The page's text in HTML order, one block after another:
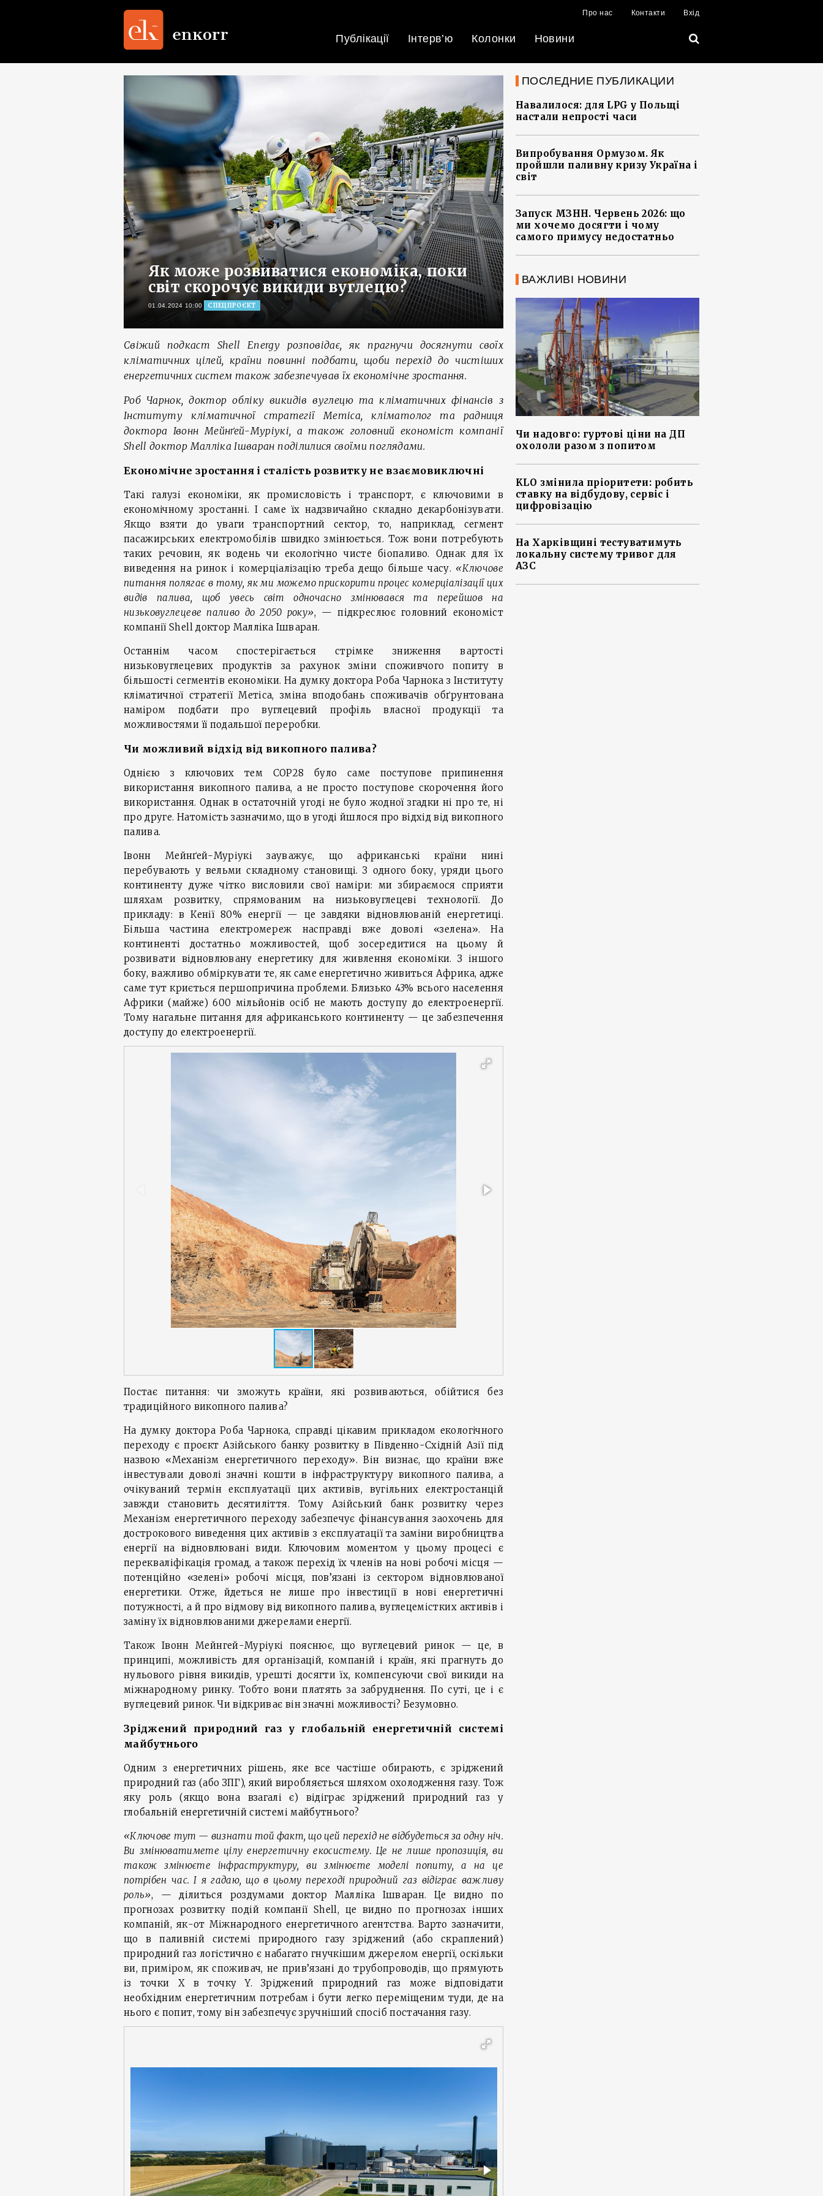
Про нас Контакти Вхід
Публікації Інтерв’ю Колонки Новини
Як може розвиватися економіка, поки
світ скорочує викиди вуглецю?
01.04.2024 10:00 СПЕЦПРОЄКТ
Свіжий подкаст Shell Energy розповідає, як прагнучи досягнути своїх
кліматичних цілей, країни повинні подбати, щоби перехід до чистіших
енергетичних систем також забезпечував їх економічне зростання.
Роб Чарнок, доктор обліку викидів вуглецю та кліматичних фінансів з
Інституту кліматичної стратегії Метіса, кліматолог та радниця
доктора Івонн Мейнґей-Муріукі, а також головний економіст компанії
Shell доктор Малліка Ішваран поділилися своїми поглядами.
Економічне зростання і сталість розвитку не взаємовиключні
Такі галузі економіки, як промисловість і транспорт, є ключовими в
економічному зростанні. І саме їх надзвичайно складно декарбонізувати.
Якщо взяти до уваги транспортний сектор, то, наприклад, сегмент
пасажирських електромобілів швидко змінюється. Тож вони потребують
таких речовин, як водень чи екологічно чисте біопаливо. Однак для їх
виведення на ринок і комерціалізацію треба дещо більше часу. «Ключове
питання полягає в тому, як ми можемо прискорити процес комерціалізації цих
видів палива, щоб увесь світ одночасно змінювався та перейшов на
низьковуглецеве паливо до 2050 року», — підкреслює головний економіст
компанії Shell доктор Малліка Ішваран.
Останнім часом спостерігається стрімке зниження вартості
низьковуглецевих продуктів за рахунок зміни споживчого попиту в
більшості сегментів економіки. На думку доктора Роба Чарнока з Інституту
кліматичної стратегії Метіса, зміна вподобань споживачів обґрунтована
наміром подбати про вуглецевий профіль власної продукції та
можливостями її подальшої переробки.
Чи можливий відхід від викопного палива?
Однією з ключових тем COP28 було саме поступове припинення
використання викопного палива, а не просто поступове скорочення його
використання. Однак в остаточній угоді не було жодної згадки ні про те, ні
про друге. Натомість зазначимо, що в угоді йшлося про відхід від викопного
палива.
Івонн Мейнґей-Муріукі зауважує, що африканські країни нині
перебувають у вельми складному становищі. З одного боку, уряди цього
континенту дуже чітко висловили свої наміри: ми збираємося сприяти
шляхам розвитку, спрямованим на низьковуглецеві технології. До
прикладу: в Кенії 80% енергії — це завдяки відновлюваній енергетиці.
Більша частина електромереж насправді вже доволі «зелена». На
континенті достатньо можливостей, щоб зосередитися на цьому й
розвивати відновлювану енергетику для живлення економіки. З іншого
боку, важливо обміркувати те, як саме енергетично живиться Африка, адже
саме тут криється першопричина проблеми. Близько 43% всього населення
Африки (майже) 600 мільйонів осіб не мають доступу до електроенергії.
Тому нагальне питання для африканського континенту — це забезпечення
доступу до електроенергії.
Постає питання: чи зможуть країни, які розвиваються, обійтися без
традиційного викопного палива?
На думку доктора Роба Чарнока, справді цікавим прикладом екологічного
переходу є проєкт Азійського банку розвитку в Південно-Східній Азії під
назвою «Механізм енергетичного переходу». Він визнає, що країни вже
інвестували доволі значні кошти в інфраструктуру викопного палива, а
очікуваний термін експлуатації цих активів, вугільних електростанцій
завжди становить десятиліття. Тому Азійський банк розвитку через
Механізм енергетичного переходу забезпечує фінансування заохочень для
дострокового виведення цих активів з експлуатації та заміни виробництва
енергії на відновлювані види. Ключовим моментом у цьому процесі є
перекваліфікація громад, а також перехід їх членів на нові робочі місця —
потенційно «зелені» робочі місця, пов’язані із сектором відновлюваної
енергетики. Отже, йдеться не лише про інвестиції в нові енергетичні
потужності, а й про відмову від викопного палива, вуглецемістких активів і
заміну їх відновлюваними джерелами енергії.
Також Івонн Мейнгей-Муріукі пояснює, що вуглецевий ринок — це, в
принципі, можливість для організацій, компаній і країн, які прагнуть до
нульового рівня викидів, урешті досягти їх, компенсуючи свої викиди на
міжнародному ринку. Тобто вони платять за забруднення. По суті, це і є
вуглецевий ринок. Чи відкриває він значні можливості? Безумовно.
Зріджений природний газ у глобальній енергетичній системі
майбутнього
Одним з енергетичних рішень, яке все частіше обирають, є зріджений
природний газ (або ЗПГ), який виробляється шляхом охолодження газу. Тож
яку роль (якщо вона взагалі є) відіграє зріджений природний газ у
глобальній енергетичній системі майбутнього?
«Ключове тут — визнати той факт, що цей перехід не відбудеться за одну ніч.
Ви змінюватимете цілу енергетичну екосистему. Це не лише пропозиція, ви
також змінюєте інфраструктуру, ви змінюєте моделі попиту, а на це
потрібен час. І я гадаю, що в цьому переході природний газ відіграє важливу
роль», — ділиться роздумами доктор Малліка Ішваран. Це видно по
прогнозах розвитку подій компанії Shell, це видно по прогнозах інших
компаній, як-от Міжнародного енергетичного агентства. Варто зазначити,
що в паливній системі природного газу зріджений (або скраплений)
природний газ логістично є набагато гнучкішим джерелом енергії, оскільки
ви, приміром, як споживач, не прив’язані до трубопроводів, що прямують
із точки X в точку Y. Зріджений природний газ може відповідати
необхідним енергетичним потребам і бути легко переміщеним туди, де на
нього є попит, тому він забезпечує зручніший спосіб постачання газу.
ПОСЛЕДНИЕ ПУБЛИКАЦИИ
Навалилося: для LPG у Польщі
настали непрості часи
Випробування Ормузом. Як
пройшли паливну кризу Україна і
світ
Запуск МЗНН. Червень 2026: що
ми хочемо досягти і чому
самого примусу недостатньо
ВАЖЛИВІ НОВИНИ
Чи надовго: гуртові ціни на ДП
охололи разом з попитом
KLO змінила пріоритети: робить
ставку на відбудову, сервіс і
цифровізацію
На Харківщині тестуватимуть
локальну систему тривог для
АЗС